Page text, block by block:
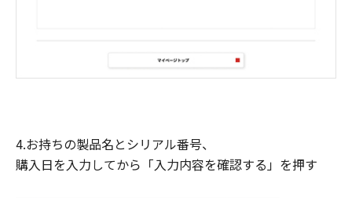
4.お持ちの製品名とシリアル番号、
購入日を入力してから「入力内容を確認する」を押す